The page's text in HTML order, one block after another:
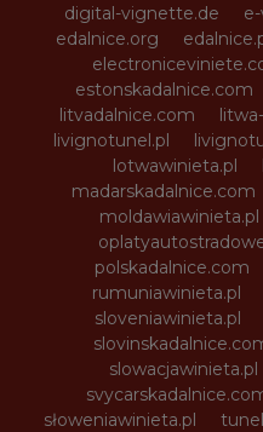
digital-vignette.de
edalnice.org
estonskadalnice.com
litvadalnice.com
livignotunel.pl
lotwawinieta.pl
madarskadalnice.com
moldawiawinieta.pl
polskadalnice.com
rumuniawinieta.pl
sloveniawinieta.pl
slowacjawinieta.pl
słoweniawinieta.pl